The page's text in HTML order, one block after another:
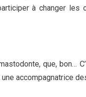
à changer les
que, bon…
une accompagnatrice